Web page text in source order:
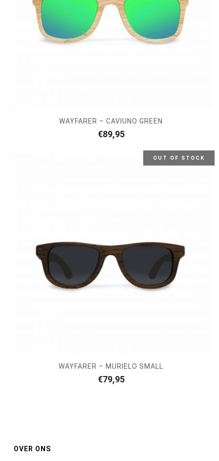
WAYFARER – CAVIUNO GREEN
€89,95
OUT OF STOCK
WAYFARER – MURIELO SMALL
€79,95
OVER ONS